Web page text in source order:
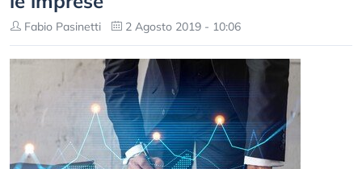
Fabio Pasinetti 2 Agosto 2019 - 10:06